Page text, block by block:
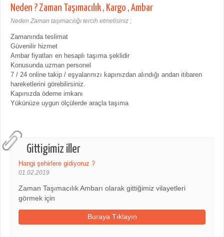
Gittigimiz iller
Hangi şehirlere gidiyoruz ?
01.02.2019
Zaman Taşımacılık Ambarı olarak gittiğimiz vilayetleri
görmek için
Buraya Tıklayın
Neden ? Zaman Taşımacılık , Kargo , Ambar
Neden Zaman taşımacılığı tercih etmelisiniz ;
Zamanında teslimat
Güvenilir hizmet
Ambar fiyatları en hesaplı taşıma şeklidir
Konusunda uzman personel
7 / 24 online takip / eşyalarınızı kapınızdan alındığı andan itibaren
hareketlerini görebilirsiniz.
Kapınızda ödeme imkanı
Yükünüze uygun ölçülerde araçla taşıma